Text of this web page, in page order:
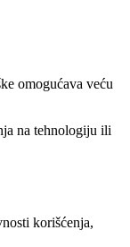
omogućava veću
na tehnologiju ili
korišćenja,